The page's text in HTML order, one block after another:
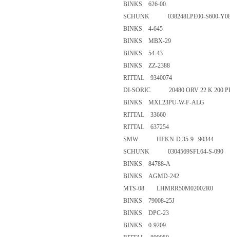
BINKS 626-00
SCHUNK 038248LPE00-S600-
BINKS 4-645
BINKS MBX-29
BINKS 54-43
BINKS ZZ-2388
RITTAL 9340074
DI-SORIC 20480 ORV 22 K
BINKS MXL23PU-W-F-ALG
RITTAL 33660
RITTAL 637254
SMW HFKN-D 35-9 90344
SCHUNK 0304569SFL64-S-
BINKS 84788-A
BINKS AGMD-242
MTS-08
BINKS 79008-25J
BINKS DPC-23
BINKS 0-9209